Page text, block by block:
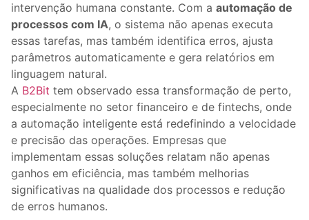
intervenção humana constante. Com a automação de
processos com IA, o sistema não apenas executa
essas tarefas, mas também identifica erros, ajusta
parâmetros automaticamente e gera relatórios em
linguagem natural.
A B2Bit tem observado essa transformação de perto,
especialmente no setor financeiro e de fintechs, onde
a automação inteligente está redefinindo a velocidade
e precisão das operações. Empresas que
implementam essas soluções relatam não apenas
ganhos em eficiência, mas também melhorias
significativas na qualidade dos processos e redução
de erros humanos.